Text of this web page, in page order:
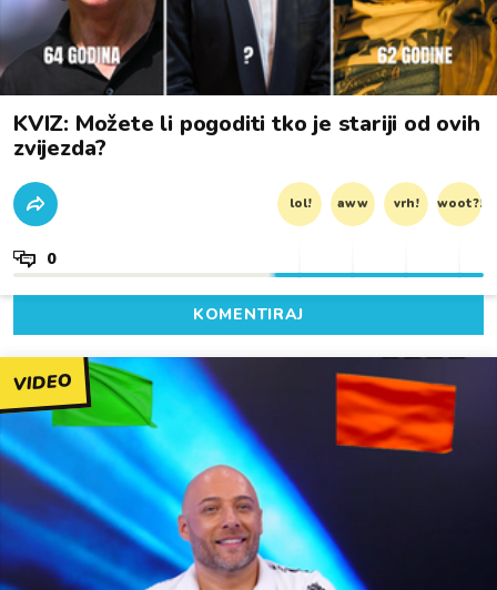
KVIZ: Možete li pogoditi tko je stariji od ovih
zvijezda?
lol! aww vrh! woot?!
0
KOMENTIRAJ
VIDEO